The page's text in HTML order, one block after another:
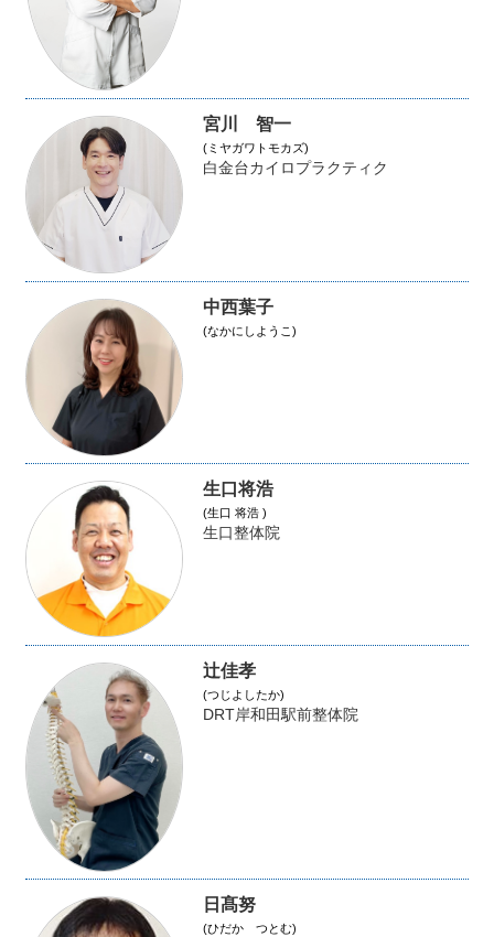
宮川 智一
(ミヤガワトモカズ)
白金台カイロプラクティク
中西葉子
(なかにしようこ)
生口将浩
(生口 将浩 )
生口整体院
辻佳孝
(つじよしたか)
DRT岸和田駅前整体院
日髙努
(ひだか つとむ)